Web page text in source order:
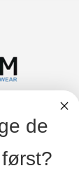
de